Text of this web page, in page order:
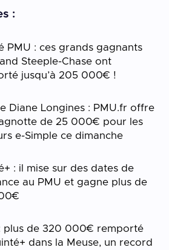
:
PMU : ces grands gagnants
Steeple-Chase ont
jusqu’à 205 000€ !
Diane Longines : PMU.fr offre
de 25 000€ pour les
e-Simple ce dimanche
: il mise sur des dates de
au PMU et gagne plus de
plus de 320 000€ remporté
dans la Meuse, un record